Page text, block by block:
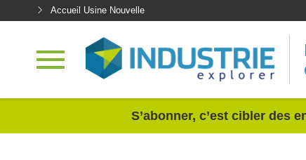
Accueil Usine Nouvelle
S’abonner, c’est cibler des